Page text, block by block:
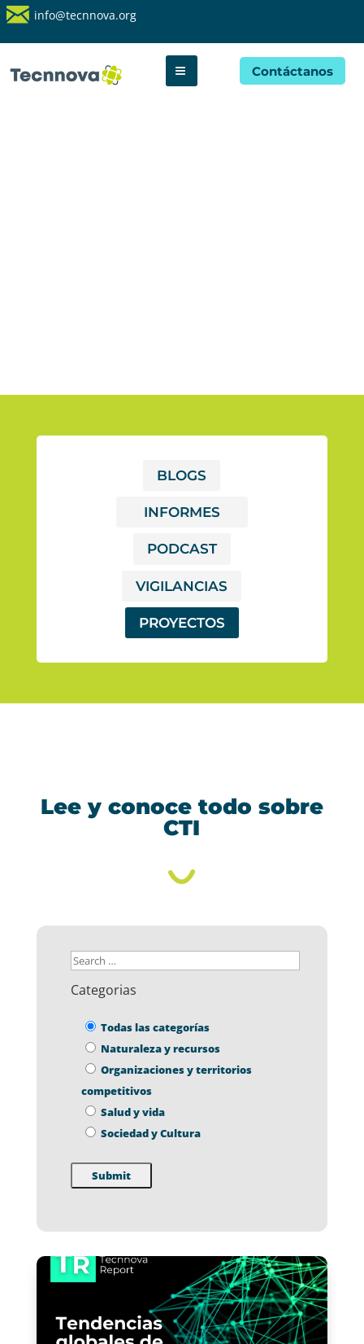
info@tecnnova.org
Contáctanos
BLOGS
INFORMES
PODCAST
VIGILANCIAS
PROYECTOS
Lee y conoce todo sobre
CTI
Categorias
Todas las categorías
Naturaleza y recursos
Organizaciones y territorios
competitivos
Salud y vida
Sociedad y Cultura